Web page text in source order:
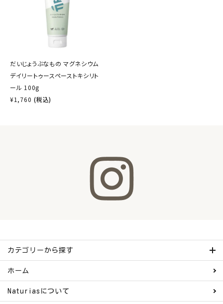
だいじょうぶなもの マグネシウム
デイリートゥースペーストキシリト
ール 100g
¥1,760 (税込)
カテゴリーから探す
ホーム
Naturiasについて